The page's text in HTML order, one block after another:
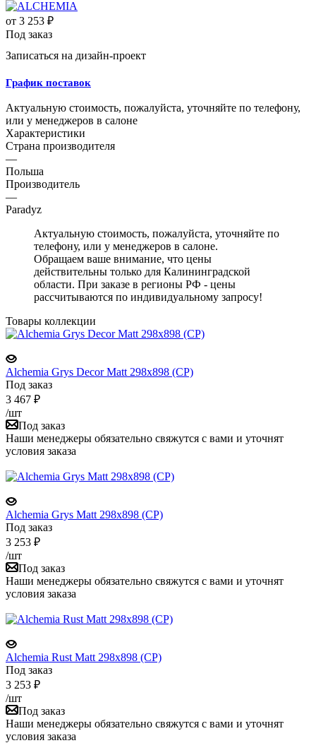
от 3 253 ₽
Под заказ
Записаться на дизайн-проект
График поставок
Актуальную стоимость, пожалуйста, уточняйте по телефону,
или у менеджеров в салоне
Характеристики
Страна производителя
—
Польша
Производитель
—
Paradyz
Актуальную стоимость, пожалуйста, уточняйте по
телефону, или у менеджеров в салоне.
Обращаем ваше внимание, что цены
действительны только для Калининградской
области. При заказе в регионы РФ - цены
рассчитываются по индивидуальному запросу!
Товары коллекции
Alchemia Grys Decor Matt 298x898 (CP)
Под заказ
3 467 ₽
/шт
Под заказ
Наши менеджеры обязательно свяжутся с вами и уточнят
условия заказа
Alchemia Grys Matt 298x898 (CP)
Под заказ
3 253 ₽
/шт
Под заказ
Наши менеджеры обязательно свяжутся с вами и уточнят
условия заказа
Alchemia Rust Matt 298x898 (CP)
Под заказ
3 253 ₽
/шт
Под заказ
Наши менеджеры обязательно свяжутся с вами и уточнят
условия заказа